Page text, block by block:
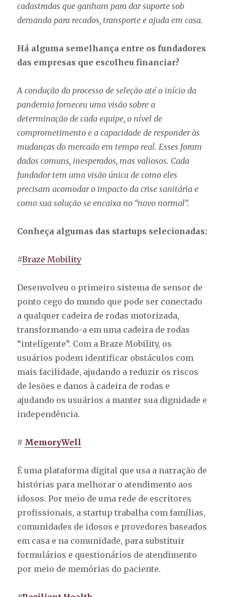
cadastradas que ganham para dar suporte sob
demanda para recados, transporte e ajuda em casa.
Há alguma semelhança entre os fundadores
das empresas que escolheu financiar?
A condução do processo de seleção até o início da
pandemia forneceu uma visão sobre a
determinação de cada equipe, o nível de
comprometimento e a capacidade de responder às
mudanças do mercado em tempo real. Esses foram
dados comuns, inesperados, mas valiosos. Cada
fundador tem uma visão única de como eles
precisam acomodar o impacto da crise sanitária e
como sua solução se encaixa no “novo normal”.
Conheça algumas das startups selecionadas:
#Braze Mobility
Desenvolveu o primeiro sistema de sensor de
ponto cego do mundo que pode ser conectado
a qualquer cadeira de rodas motorizada,
transformando-a em uma cadeira de rodas
“inteligente”. Com a Braze Mobility, os
usuários podem identificar obstáculos com
mais facilidade, ajudando a reduzir os riscos
de lesões e danos à cadeira de rodas e
ajudando os usuários a manter sua dignidade e
independência.
# MemoryWell
É uma plataforma digital que usa a narração de
histórias para melhorar o atendimento aos
idosos. Por meio de uma rede de escritores
profissionais, a startup trabalha com famílias,
comunidades de idosos e provedores baseados
em casa e na comunidade, para substituir
formulários e questionários de atendimento
por meio de memórias do paciente.